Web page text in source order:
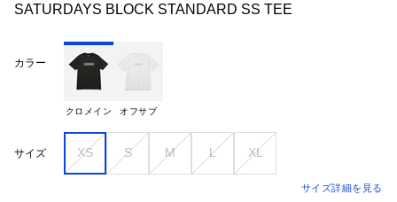
SATURDAYS BLOCK STANDARD SS TEE
カラー
クロメイン オフサブ
サイズ XS S M L XL
サイズ詳細を見る